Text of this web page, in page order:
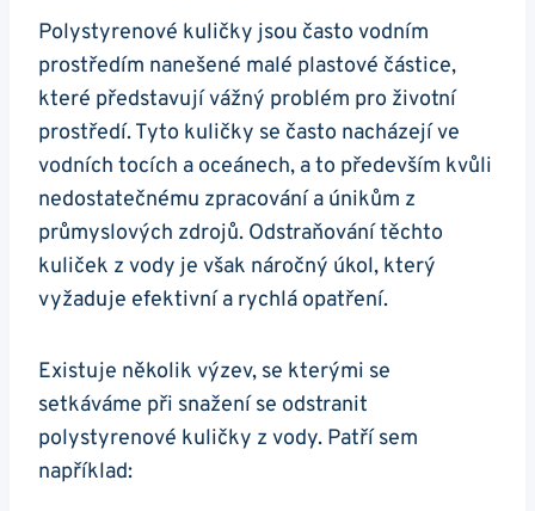
Polystyrenové kuličky jsou často vodním
prostředím nanešené malé plastové částice,
které představují vážný problém pro životní
prostředí. Tyto kuličky se často nacházejí ve
vodních tocích a oceánech, a to především kvůli
nedostatečnému zpracování a únikům z
průmyslových zdrojů. Odstraňování těchto
kuliček z vody je však náročný úkol, který
vyžaduje efektivní a rychlá opatření.
Existuje několik výzev, se kterými se
setkáváme při snažení se odstranit
polystyrenové kuličky z vody. Patří sem
například: